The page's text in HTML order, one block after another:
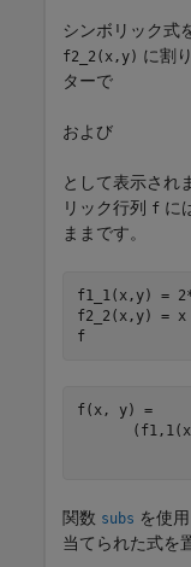
シンボリック式
f2_2(x,y) に割
ターで
および
として表示され
リック行列
f に
ままです。
f1_1(x,y) =
f2_2(x,y) =
f
( f1, 1( x
関数 subs を使用
当てられた式を